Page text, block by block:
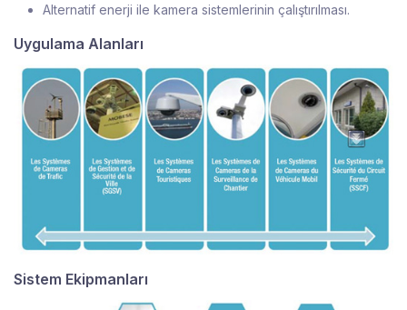
Alternatif enerji ile kamera sistemlerinin çalıştırılması.
Uygulama Alanları
Sistem Ekipmanları